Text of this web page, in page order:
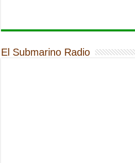
El Submarino Radio